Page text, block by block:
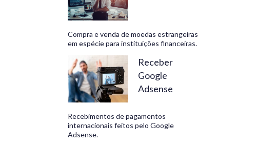
Compra e venda de moedas estrangeiras
em espécie para instituições financeiras.
Receber
Google
Adsense
Recebimentos de pagamentos
internacionais feitos pelo Google
Adsense.